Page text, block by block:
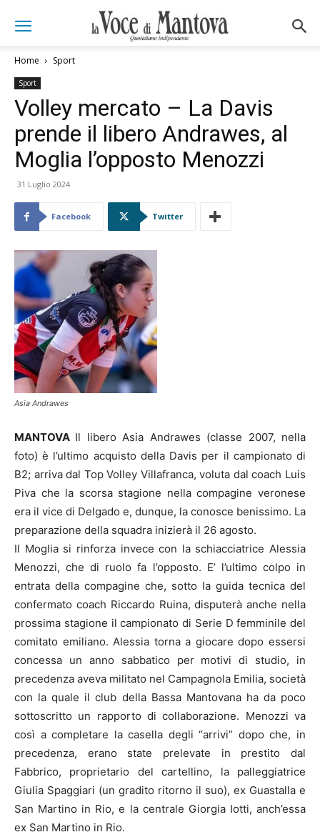
Home Sport
Sport
Volley mercato – La Davis
prende il libero Andrawes, al
Moglia l’opposto Menozzi
31 Luglio 2024
Facebook Twitter
Asia Andrawes
MANTOVA Il libero Asia Andrawes (classe 2007, nella
foto) è l’ultimo acquisto della Davis per il campionato di
B2; arriva dal Top Volley Villafranca, voluta dal coach Luis
Piva che la scorsa stagione nella compagine veronese
era il vice di Delgado e, dunque, la conosce benissimo. La
preparazione della squadra inizierà il 26 agosto.
Il Moglia si rinforza invece con la schiacciatrice Alessia
Menozzi, che di ruolo fa l’opposto. E’ l’ultimo colpo in
entrata della compagine che, sotto la guida tecnica del
confermato coach Riccardo Ruina, disputerà anche nella
prossima stagione il campionato di Serie D femminile del
comitato emiliano. Alessia torna a giocare dopo essersi
concessa un anno sabbatico per motivi di studio, in
precedenza aveva militato nel Campagnola Emilia, società
con la quale il club della Bassa Mantovana ha da poco
sottoscritto un rapporto di collaborazione. Menozzi va
così a completare la casella degli “arrivi” dopo che, in
precedenza, erano state prelevate in prestito dal
Fabbrico, proprietario del cartellino, la palleggiatrice
Giulia Spaggiari (un gradito ritorno il suo), ex Guastalla e
San Martino in Rio, e la centrale Giorgia Iotti, anch’essa
ex San Martino in Rio.